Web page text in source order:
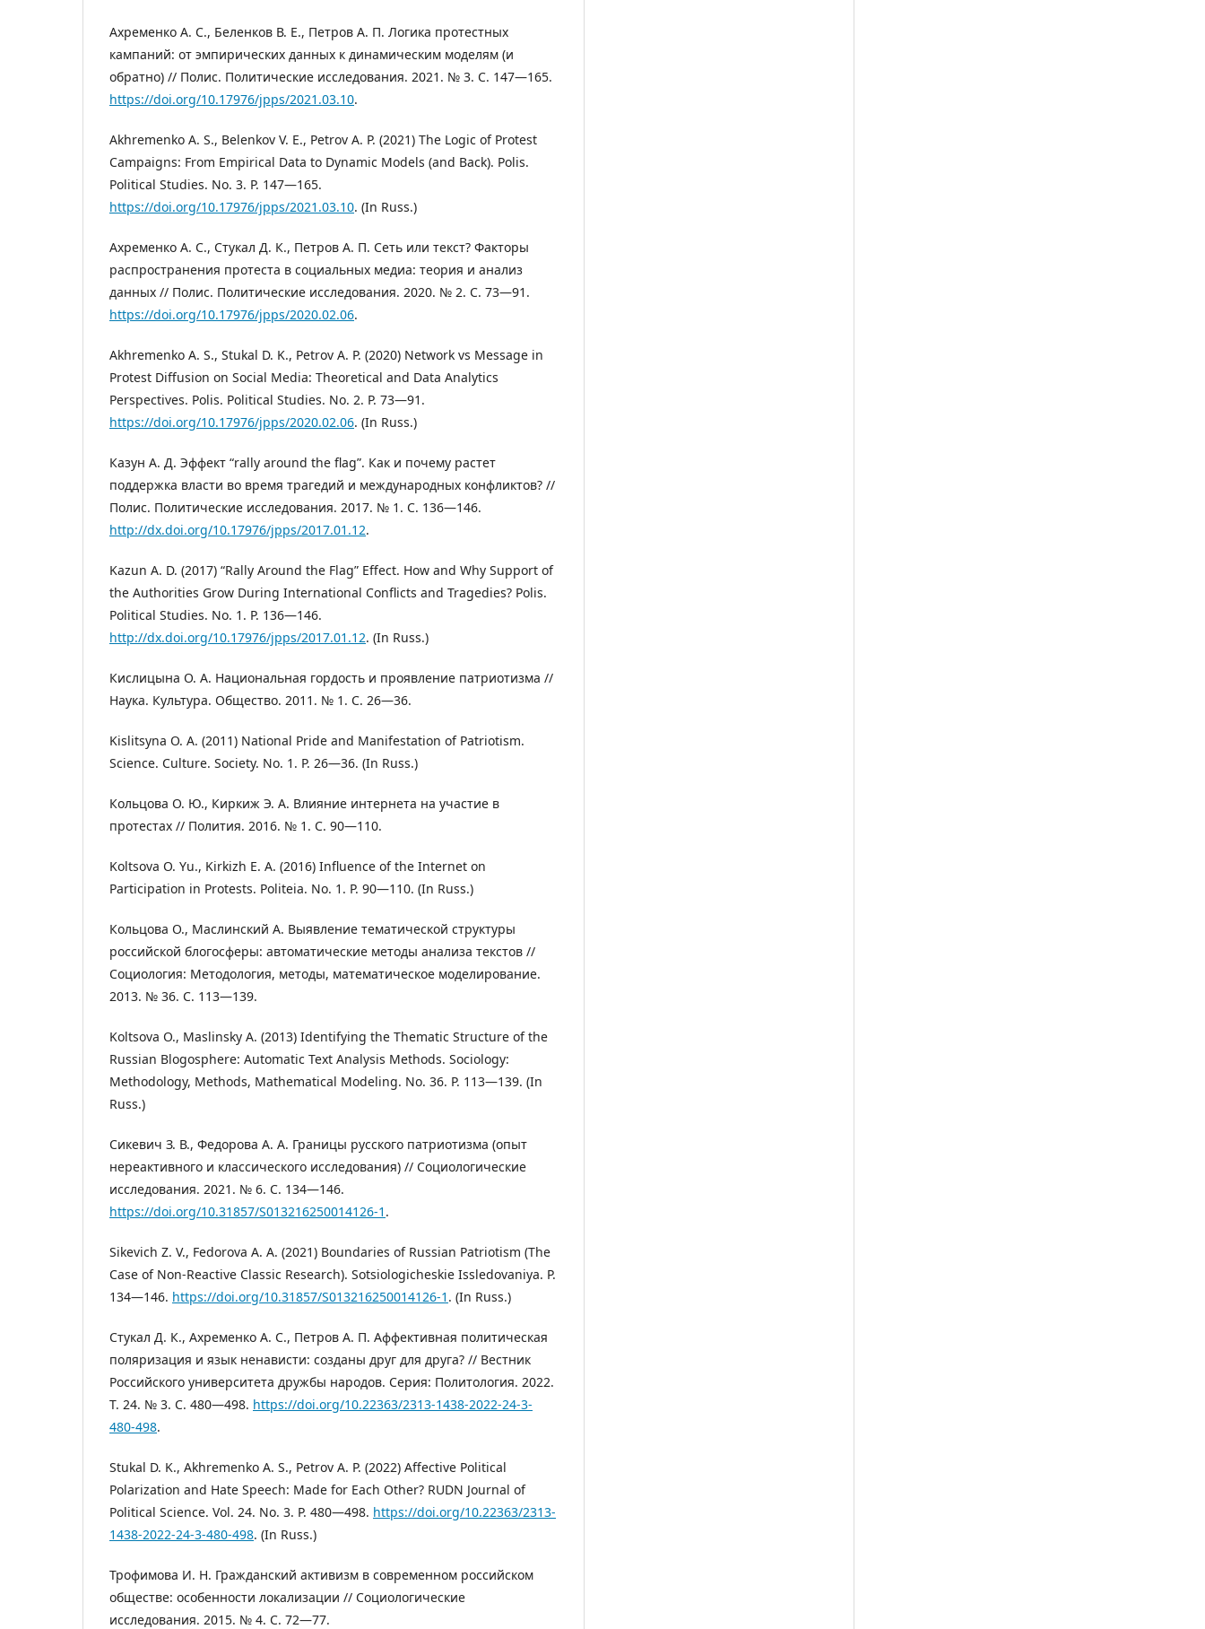
Ахременко А. С., Беленков В. Е., Петров А. П. Логика протестных
кампаний: от эмпирических данных к динамическим моделям (и
обратно) // Полис. Политические исследования. 2021. № 3. С. 147―165.
https://doi.org/10.17976/jpps/2021.03.10.
Akhremenko A. S., Belenkov V. E., Petrov A. P. (2021) The Logic of Protest
Campaigns: From Empirical Data to Dynamic Models (and Back). Polis.
Political Studies. No. 3. P. 147―165.
https://doi.org/10.17976/jpps/2021.03.10. (In Russ.)
Ахременко А. С., Стукал Д. К., Петров А. П. Сеть или текст? Факторы
распространения протеста в социальных медиа: теория и анализ
данных // Полис. Политические исследования. 2020. № 2. С. 73―91.
https://doi.org/10.17976/jpps/2020.02.06.
Akhremenko A. S., Stukal D. K., Petrov A. P. (2020) Network vs Message in
Protest Diffusion on Social Media: Theoretical and Data Analytics
Perspectives. Polis. Political Studies. No. 2. P. 73―91.
https://doi.org/10.17976/jpps/2020.02.06. (In Russ.)
Казун А. Д. Эффект “rally around the flag”. Как и почему растет
поддержка власти во время трагедий и международных конфликтов? //
Полис. Политические исследования. 2017. № 1. С. 136―146.
http://dx.doi.org/10.17976/jpps/2017.01.12.
Kazun A. D. (2017) “Rally Around the Flag” Effect. How and Why Support of
the Authorities Grow During International Conflicts and Tragedies? Polis.
Political Studies. No. 1. P. 136―146.
http://dx.doi.org/10.17976/jpps/2017.01.12. (In Russ.)
Кислицына О. А. Национальная гордость и проявление патриотизма //
Наука. Культура. Общество. 2011. № 1. С. 26―36.
Kislitsyna O. A. (2011) National Pride and Manifestation of Patriotism.
Science. Culture. Society. No. 1. P. 26―36. (In Russ.)
Кольцова О. Ю., Киркиж Э. А. Влияние интернета на участие в
протестах // Полития. 2016. № 1. С. 90―110.
Koltsova O. Yu., Kirkizh E. A. (2016) Influence of the Internet on
Participation in Protests. Politeia. No. 1. P. 90―110. (In Russ.)
Кольцова О., Маслинский А. Выявление тематической структуры
российской блогосферы: автоматические методы анализа текстов //
Социология: Методология, методы, математическое моделирование.
2013. № 36. С. 113―139.
Koltsova O., Maslinsky A. (2013) Identifying the Thematic Structure of the
Russian Blogosphere: Automatic Text Analysis Methods. Sociology:
Methodology, Methods, Mathematical Modeling. No. 36. P. 113―139. (In
Russ.)
Сикевич З. В., Федорова А. А. Границы русского патриотизма (опыт
нереактивного и классического исследования) // Социологические
исследования. 2021. № 6. С. 134―146.
https://doi.org/10.31857/S013216250014126-1 .
Sikevich Z. V., Fedorova A. A. (2021) Boundaries of Russian Patriotism (The
Case of Non-Reactive Classic Research). Sotsiologicheskie Issledovaniya. P.
134―146. https://doi.org/10.31857/S013216250014126-1 . (In Russ.)
Стукал Д. К., Ахременко А. С., Петров А. П. Аффективная политическая
поляризация и язык ненависти: созданы друг для друга? // Вестник
Российского университета дружбы народов. Серия: Политология. 2022.
Т. 24. № 3. С. 480―498. https://doi.org/10.22363/2313-1438-2022-24-3-
480-498.
Stukal D. K., Akhremenko A. S., Petrov A. P. (2022) Affective Political
Polarization and Hate Speech: Made for Each Other? RUDN Journal of
Political Science. Vol. 24. No. 3. P. 480―498. https://doi.org/10.22363/2313-
1438-2022-24-3-480-498. (In Russ.)
Трофимова И. Н. Гражданский активизм в современном российском
обществе: особенности локализации // Социологические
исследования. 2015. № 4. С. 72―77.